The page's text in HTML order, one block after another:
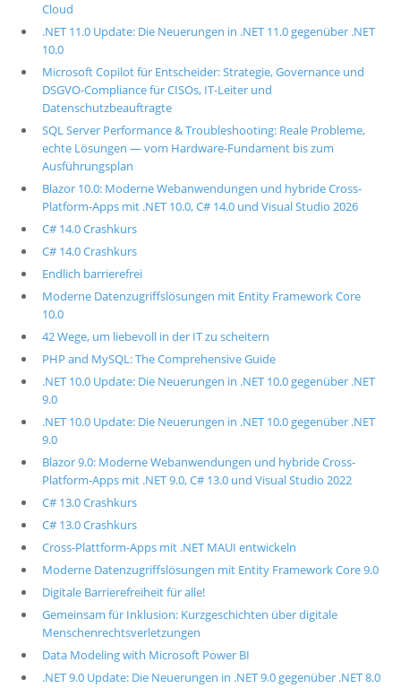
Cloud
.NET 11.0 Update: Die Neuerungen in .NET 11.0 gegenüber .NET
10.0
Microsoft Copilot für Entscheider: Strategie, Governance und
DSGVO-Compliance für CISOs, IT-Leiter und
Datenschutzbeauftragte
SQL Server Performance & Troubleshooting: Reale Probleme,
echte Lösungen — vom Hardware-Fundament bis zum
Ausführungsplan
Blazor 10.0: Moderne Webanwendungen und hybride Cross-
Platform-Apps mit .NET 10.0, C# 14.0 und Visual Studio 2026
C# 14.0 Crashkurs
C# 14.0 Crashkurs
Endlich barrierefrei
Moderne Datenzugriffslösungen mit Entity Framework Core
10.0
42 Wege, um liebevoll in der IT zu scheitern
PHP and MySQL: The Comprehensive Guide
.NET 10.0 Update: Die Neuerungen in .NET 10.0 gegenüber .NET
9.0
.NET 10.0 Update: Die Neuerungen in .NET 10.0 gegenüber .NET
9.0
Blazor 9.0: Moderne Webanwendungen und hybride Cross-
Platform-Apps mit .NET 9.0, C# 13.0 und Visual Studio 2022
C# 13.0 Crashkurs
C# 13.0 Crashkurs
Cross-Plattform-Apps mit .NET MAUI entwickeln
Moderne Datenzugriffslösungen mit Entity Framework Core 9.0
Digitale Barrierefreiheit für alle!
Gemeinsam für Inklusion: Kurzgeschichten über digitale
Menschenrechtsverletzungen
Data Modeling with Microsoft Power BI
.NET 9.0 Update: Die Neuerungen in .NET 9.0 gegenüber .NET 8.0